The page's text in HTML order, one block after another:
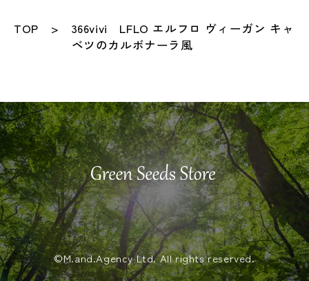
TOP
366vivi LFLO エルフロ ヴィーガン キャ
ベツのカルボナーラ風
©️M.and.Agency Ltd. All rights reserved.